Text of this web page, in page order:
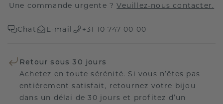
Une commande urgente ?Veuillez-nous contacter.
Chat E-mail +31 10 747 00 00
Retour sous 30 jours
Achetez en toute sérénité. Si vous n’êtes pas
entièrement satisfait, retournez votre bijou
dans un délai de 30 jours et profitez d’un